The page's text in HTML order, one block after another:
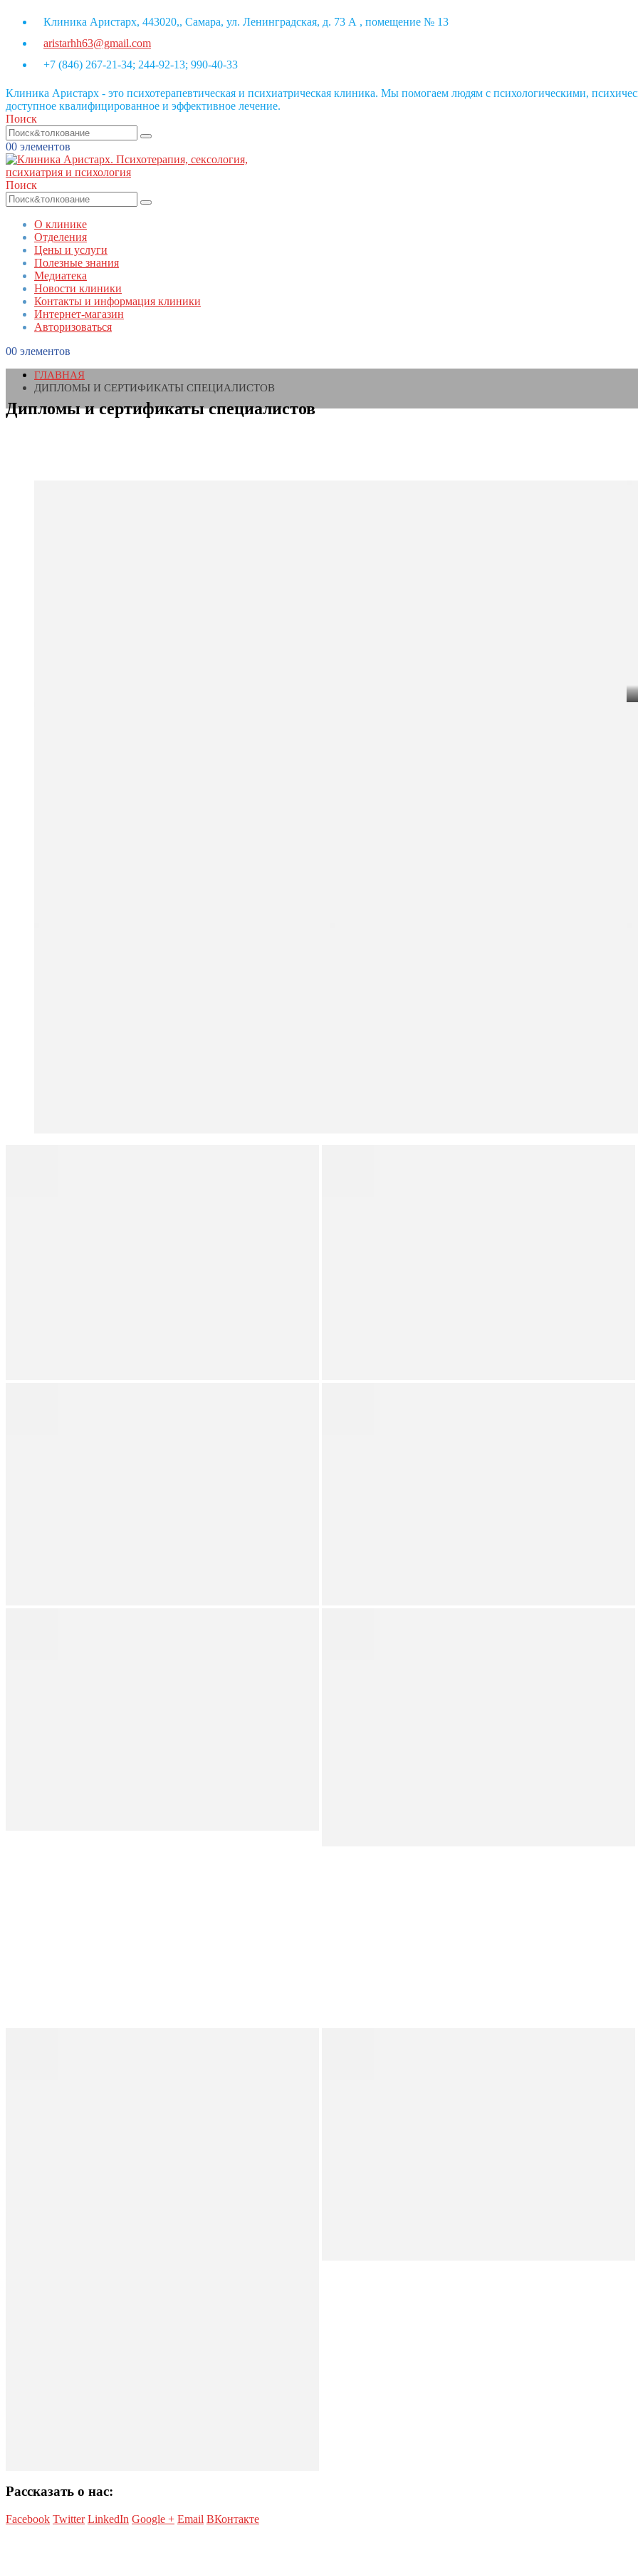
Клиника Аристарх, 443020,, Самара, ул. Ленинградская, д. 73 А , помещение № 13
aristarhh63@gmail.com
+7 (846) 267-21-34; 244-92-13; 990-40-33
Клиника Аристарх - это психотерапевтическая и психиатрическая клиника. Мы помогаем людям с психологическими,
доступное квалифицированное и эффективное лечение.
Поиск
00 элементов
Поиск
О клинике
Отделения
Цены и услуги
Полезные знания
Медиатека
Новости клиники
Контакты и информация клиники
Интернет-магазин
Авторизоваться
00 элементов
ГЛАВНАЯ
ДИПЛОМЫ И СЕРТИФИКАТЫ СПЕЦИАЛИСТОВ
Дипломы и сертификаты специалистов
Рассказать о нас:
Facebook Twitter LinkedIn Google + Email ВКонтакте